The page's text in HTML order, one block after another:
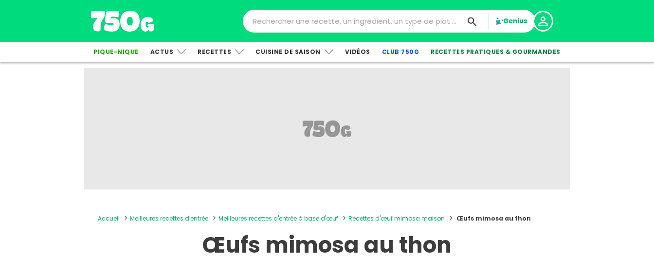
Genius
PIQUE-NIQUE ACTUS RECETTES CUISINE DE SAISON VIDÉOS CLUB 750G RECETTES PRATIQUES & GOURMANDES
Accueil Meilleures recettes d'entrée Meilleures recettes d'entrée à base d'œuf Recettes d'œuf mimosa maison Œufs mimosa au thon
Œufs mimosa au thon